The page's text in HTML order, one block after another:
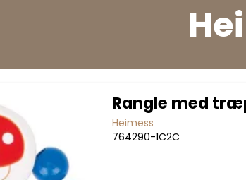
Rangle med
Heimess
764290-1C2C